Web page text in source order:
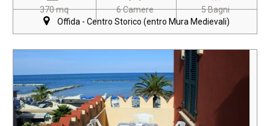
370 mq 6 Camere
5 Bagni
Offida - Centro Storico (entro Mura Medievali)